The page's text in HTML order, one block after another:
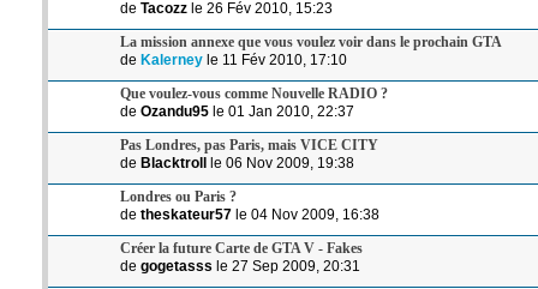
de Tacozzle 26 Fév 2010, 15:23
La mission annexe que vous voulez voir dans le prochain GTA
de Kalerneyle 11 Fév 2010, 17:10
Que voulez-vous comme Nouvelle RADIO ?
de Ozandu95le 01 Jan 2010, 22:37
Pas Londres, pas Paris, mais VICE CITY
de Blacktrollle 06 Nov 2009, 19:38
Londres ou Paris ?
de theskateur57le 04 Nov 2009, 16:38
Créer la future Carte de GTA V - Fakes
de gogetasss le 27 Sep 2009, 20:31